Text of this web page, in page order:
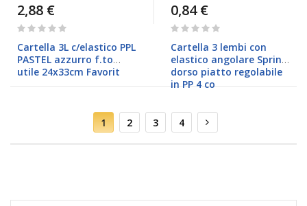
2,88 €
Rating:
Cartella 3L c/elastico PPL
PASTEL azzurro f.to
utile 24x33cm Favorit
0,84 €
Rating:
Cartella 3 lembi con
elastico angolare Spring
dorso piatto regolabile
in PP 4 co
Pagina
Attualmente
stai
leggendo
1 Pagina
2 Pagina
3 Pagina
4 Pagina
Successivo